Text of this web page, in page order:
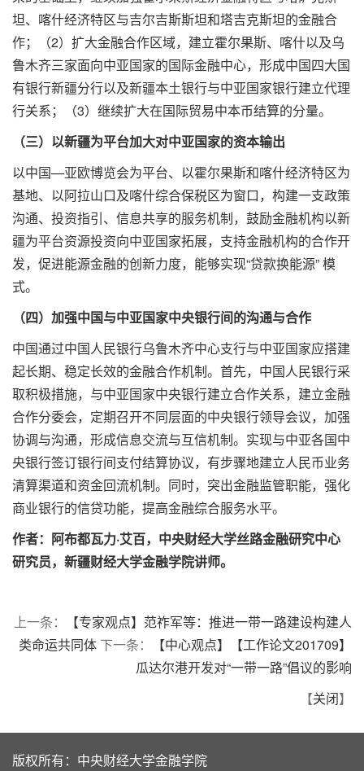
坦、喀什经济特区与吉尔吉斯斯坦和塔吉克斯坦的金融合
作；（2）扩大金融合作区域，建立霍尔果斯、喀什以及乌
鲁木齐三家面向中亚国家的国际金融中心，形成中国四大国
有银行新疆分行以及新疆本土银行与中亚国家银行建立代理
行关系；（3）继续扩大在国际贸易中本币结算的分量。
（三）以新疆为平台加大对中亚国家的资本输出
以中国—亚欧博览会为平台、以霍尔果斯和喀什经济特区为
基地、以阿拉山口及喀什综合保税区为窗口，构建一支政策
沟通、投资指引、信息共享的服务机制，鼓励金融机构以新
疆为平台资源投资向中亚国家拓展，支持金融机构的合作开
发，促进能源金融的创新力度，能够实现“贷款换能源” 模
式。
（四）加强中国与中亚国家中央银行间的沟通与合作
中国通过中国人民银行乌鲁木齐中心支行与中亚国家应搭建
起长期、稳定长效的金融合作机制。首先，中国人民银行采
取积极措施，与中亚国家中央银行建立合作关系，建立金融
合作分委会，定期召开不同层面的中央银行领导会议，加强
协调与沟通，形成信息交流与互信机制。实现与中亚各国中
央银行签订银行间支付结算协议，有步骤地建立人民币业务
清算渠道和资金回流机制。同时，突出金融监管职能，强化
商业银行的信贷功能，提高金融综合服务水平。
作者：阿布都瓦力·艾百，中央财经大学丝路金融研究中心
研究员，新疆财经大学金融学院讲师。
上一条：
【专家观点】范祚军等：推进一带一路建设构建人
类命运共同体 下一条：
【中心观点】【工作论文201709】
瓜达尔港开发对“一带一路”倡议的影响
【关闭】
版权所有：中央财经大学金融学院